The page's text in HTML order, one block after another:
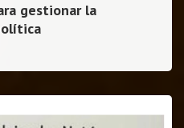
gestionar la